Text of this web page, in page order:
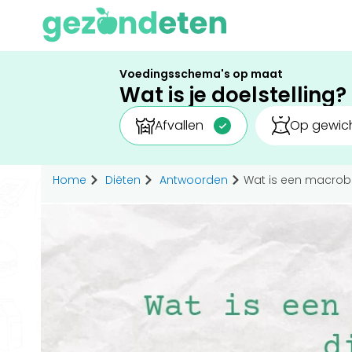
Voedingsschema's op maat
Wat is je doelstelling?
Afvallen Op
Home Diëten Antwoorden Wat is een